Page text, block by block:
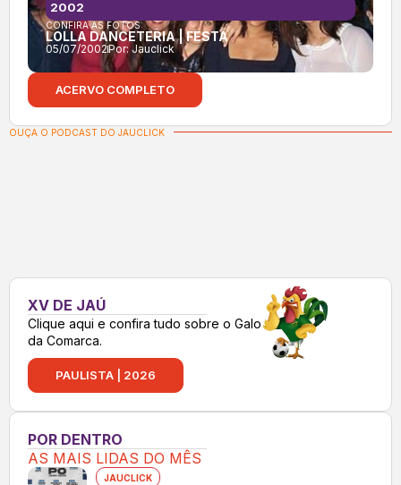
CONFIRA AS FOTOS:
LOLLA DANCETERIA | FESTA
05/07/2002Por:Jauclick
2002
ACERVO COMPLETO
OUÇA O PODCAST DO JAUCLICK
XV DE JAÚ
Clique aqui e confira tudo sobre o Galo
da Comarca.
PAULISTA | 2026
POR DENTRO
AS MAIS LIDAS DO MÊS
JAUCLICK